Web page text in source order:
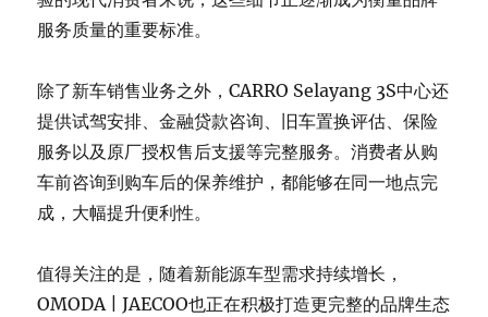
服务质量的重要标准。
除了新车销售业务之外，CARRO Selayang 3S中心还
提供试驾安排、金融贷款咨询、旧车置换评估、保险
服务以及原厂授权售后支援等完整服务。消费者从购
车前咨询到购车后的保养维护，都能够在同一地点完
成，大幅提升便利性。
值得关注的是，随着新能源车型需求持续增长，
OMODA | JAECOO也正在积极打造更完整的品牌生态